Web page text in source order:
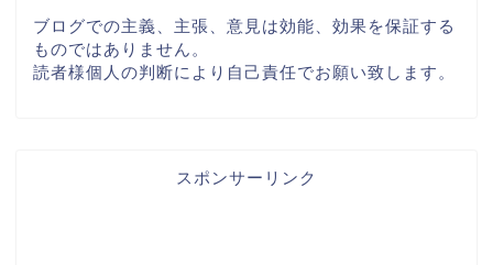
ブログでの主義、主張、意見は効能、効果を保証する
ものではありません。
読者様個人の判断により自己責任でお願い致します。
スポンサーリンク